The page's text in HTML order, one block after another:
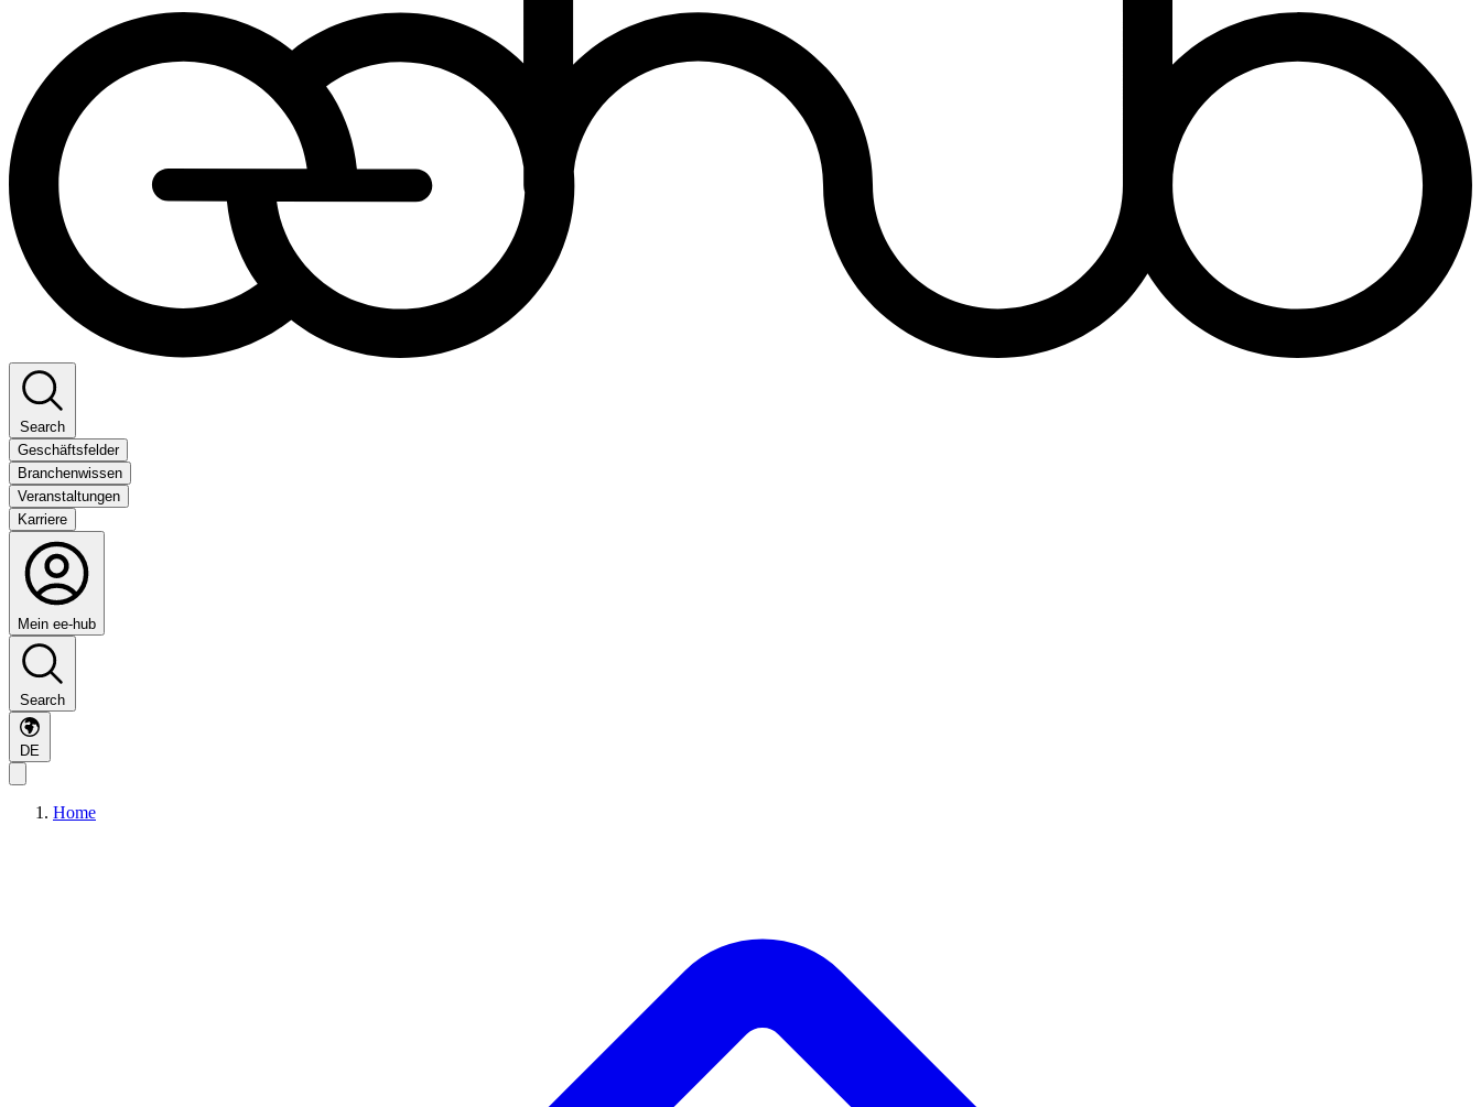
Search
Geschäftsfelder
Branchenwissen
Veranstaltungen
Karriere
Mein ee-hub
Search
DE
Home